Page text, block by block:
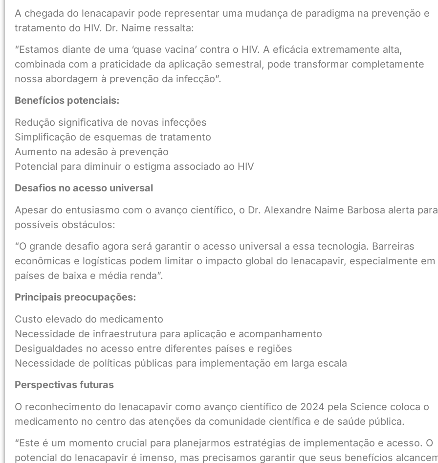
A chegada do lenacapavir pode representar uma mudança de paradigma na prevenção e
tratamento do HIV. Dr. Naime ressalta:
“Estamos diante de uma ‘quase vacina’ contra o HIV. A eficácia extremamente alta,
combinada com a praticidade da aplicação semestral, pode transformar completamente
nossa abordagem à prevenção da infecção”.
Benefícios potenciais:
Redução significativa de novas infecções
Simplificação de esquemas de tratamento
Aumento na adesão à prevenção
Potencial para diminuir o estigma associado ao HIV
Desafios no acesso universal
Apesar do entusiasmo com o avanço científico, o Dr. Alexandre Naime Barbosa alerta para
possíveis obstáculos:
“O grande desafio agora será garantir o acesso universal a essa tecnologia. Barreiras
econômicas e logísticas podem limitar o impacto global do lenacapavir, especialmente em
países de baixa e média renda”.
Principais preocupações:
Custo elevado do medicamento
Necessidade de infraestrutura para aplicação e acompanhamento
Desigualdades no acesso entre diferentes países e regiões
Necessidade de políticas públicas para implementação em larga escala
Perspectivas futuras
O reconhecimento do lenacapavir como avanço científico de 2024 pela Science coloca o
medicamento no centro das atenções da comunidade científica e de saúde pública.
“Este é um momento crucial para planejarmos estratégias de implementação e acesso. O
potencial do lenacapavir é imenso, mas precisamos garantir que seus benefícios